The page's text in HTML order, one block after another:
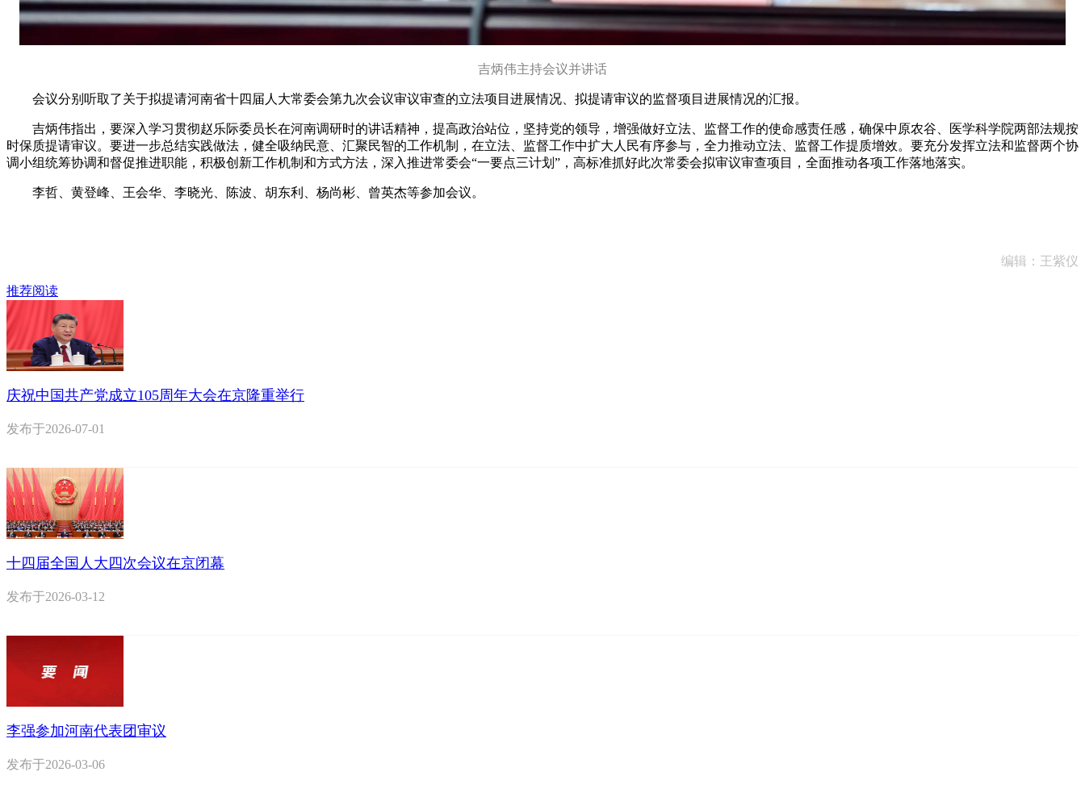
吉炳伟主持会议并讲话
会议分别听取了关于拟提请河南省十四届人大常委会第九次会议审议审查的立法项目进展情况、拟提请审议的监督项目进展情况的汇报。
吉炳伟指出，要深入学习贯彻赵乐际委员长在河南调研时的讲话精神，提高政治站位，坚持党的领导，增强做好立法、监督工作的使命感责任感，确保中原农谷、医学科学院两部法规按
时保质提请审议。要进一步总结实践做法，健全吸纳民意、汇聚民智的工作机制，在立法、监督工作中扩大人民有序参与，全力推动立法、监督工作提质增效。要充分发挥立法和监督两个协
调小组统筹协调和督促推进职能，积极创新工作机制和方式方法，深入推进常委会“一要点三计划”，高标准抓好此次常委会拟审议审查项目，全面推动各项工作落地落实。
李哲、黄登峰、王会华、李晓光、陈波、胡东利、杨尚彬、曾英杰等参加会议。
编辑：王紫仪
推荐阅读
庆祝中国共产党成立105周年大会在京隆重举行
发布于2026-07-01
十四届全国人大四次会议在京闭幕
发布于2026-03-12
李强参加河南代表团审议
发布于2026-03-06